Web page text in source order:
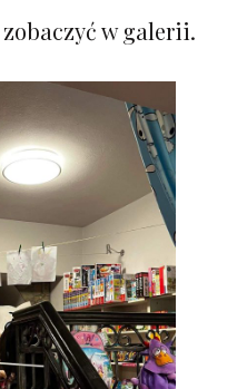
w galerii.